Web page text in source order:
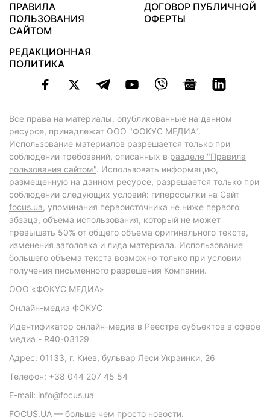
ПРАВИЛА
ПОЛЬЗОВАНИЯ
САЙТОМ
ДОГОВОР ПУБЛИЧНОЙ
ОФЕРТЫ
РЕДАКЦИОННАЯ
ПОЛИТИКА
Все права на материалы, опубликованные на данном
ресурсе, принадлежат ООО "ФОКУС МЕДИА".
Использование материалов разрешается только при
соблюдении требований, описанных в разделе "Правила
пользования сайтом". Использовать информацию,
размещенную на данном ресурсе, разрешается только при
соблюдении следующих условий: гиперссылки на Сайт
focus.ua, упоминания первоисточника не ниже первого
абзаца, объема использования, который не может
превышать 50% от общего объема оригинального текста,
изменения заголовка и лида материала. Использование
большего объема текста возможно только при условии
получения письменного разрешения Компании.
ООО «ФОКУС МЕДИА»
Онлайн-медиа ФОКУС
Идентификатор онлайн-медиа в Реестре субъектов в сфере
медиа - R40-03129
Адрес: 01133, г. Киев, бульвар Леси Украинки, 26
Телефон: +38 044 207 45 54
E-mail: info@focus.ua
FOCUS.UA — больше чем просто новости.